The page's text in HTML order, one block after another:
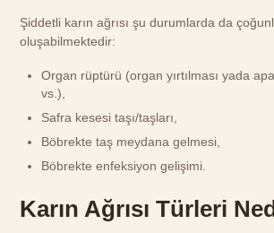
Şiddetli karın ağrısı şu durumlarda da
oluşabilmektedir:
Organ rüptürü (organ yırtılması yada
vs.),
Safra kesesi taşı/taşları,
Böbrekte taş meydana gelmesi,
Böbrekte enfeksiyon gelişimi.
Karın Ağrısı Türleri